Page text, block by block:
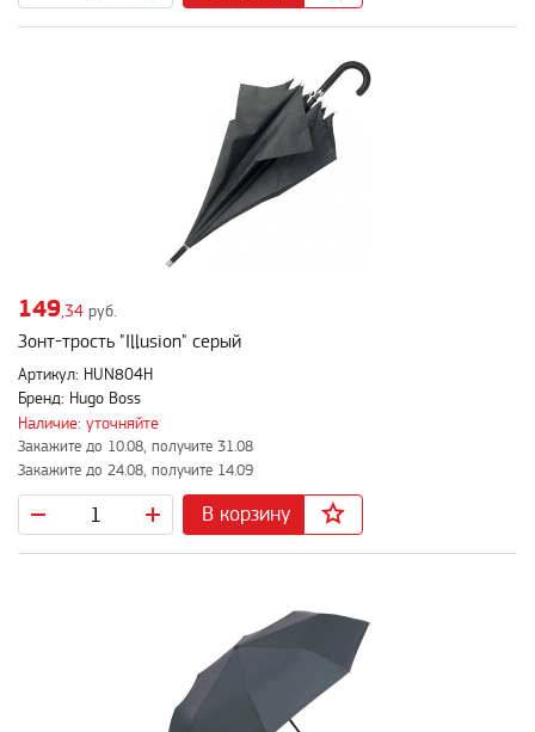
149 ,34 руб.
Зонт-трость "Illusion" серый
Артикул: HUN804H
Бренд: Hugo Boss
Наличие: уточняйте
Закажите до 10.08, получите 31.08
Закажите до 24.08, получите 14.09
В корзину